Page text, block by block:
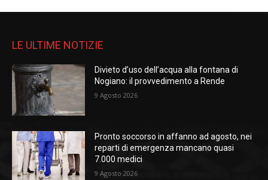
LE ULTIME NOTIZIE
Divieto d’uso dell’acqua alla fontana di
Nogiano: il provvedimento a Rende
9 Agosto 2026
Pronto soccorso in affanno ad agosto, nei
reparti di emergenza mancano quasi
7.000 medici
9 Agosto 2026